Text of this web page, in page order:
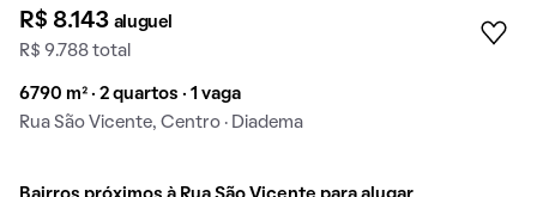
R$ 8.143 aluguel
R$ 9.788 total
6790 m² · 2 quartos · 1 vaga
Rua São Vicente, Centro · Diadema